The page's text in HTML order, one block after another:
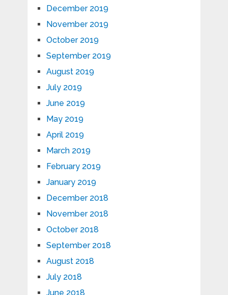
December 2019
November 2019
October 2019
September 2019
August 2019
July 2019
June 2019
May 2019
April 2019
March 2019
February 2019
January 2019
December 2018
November 2018
October 2018
September 2018
August 2018
July 2018
June 2018